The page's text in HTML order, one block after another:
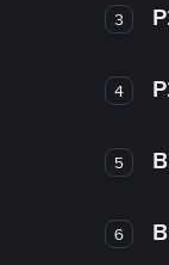
3
4
5
6